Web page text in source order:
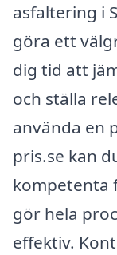
asfaltering i
göra ett
dig tid att
och ställa
använda en
pris.se kan
kompetenta
gör hela
effektiv.